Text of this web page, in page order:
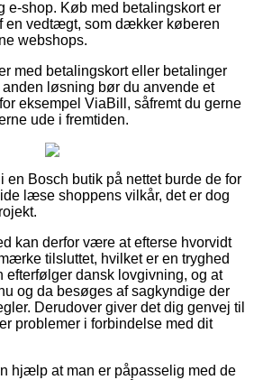
e-shop. Køb med betalingskort er
en vedtægt, som dækker køberen
webshops.
med betalingskort eller betalinger
løsning bør du anvende et
eksempel ViaBill, såfremt du gerne
ude i fremtiden.
en Bosch butik på nettet burde de for
læse shoppens vilkår, det er dog
kan derfor være at efterse hvorvidt
tilsluttet, hvilket er en tryghed
efterfølger dansk lovgivning, og at
og da besøges af sagkyndige der
Derudover giver det dig genvej til
problemer i forbindelse med dit
hjælp at man er påpasselig med de